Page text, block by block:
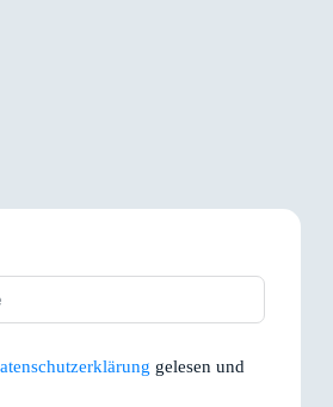
gelesen und